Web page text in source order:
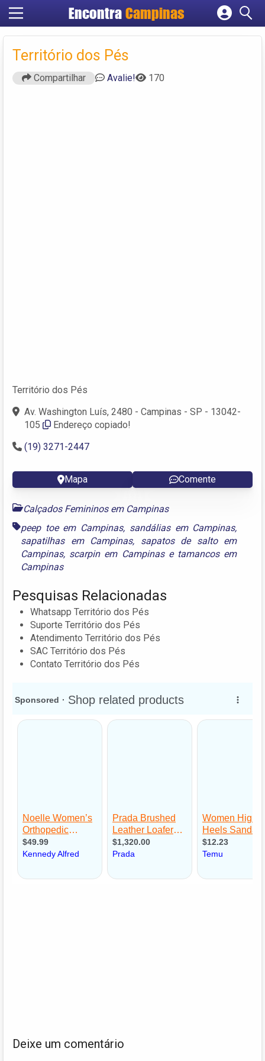
Encontra Campinas
Cadastrar empresa
Criar conta
Território dos Pés
Compartilhar Avalie! 170
Território dos Pés
Av. Washington Luís, 2480 - Campinas - SP - 13042-
105
Endereço copiado!
(19) 3271-2447
Mapa Comente
Calçados Femininos em Campinas
peep toe em Campinas, sandálias em Campinas,
sapatilhas em Campinas, sapatos de salto em
Campinas, scarpin em Campinase tamancos em
Campinas
Pesquisas Relacionadas
Whatsapp Território dos Pés
Suporte Território dos Pés
Atendimento Território dos Pés
SAC Território dos Pés
Contato Território dos Pés
Deixe um comentário